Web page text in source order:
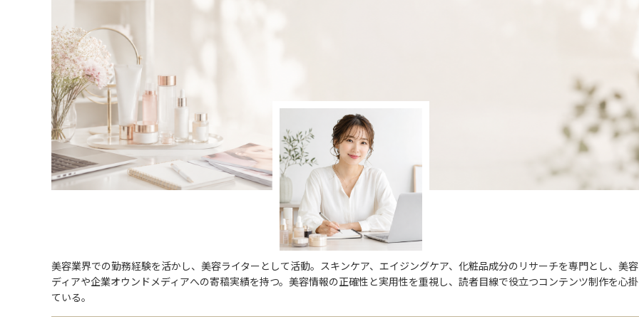
美容業界での勤務経験を活かし、美容ライターとして活動。スキンケア、エイジングケア、化粧品成分のリサーチを専門とし、美
ディアや企業オウンドメディアへの寄稿実績を持つ。美容情報の正確性と実用性を重視し、読者目線で役立つコンテンツ制作を心
ている。